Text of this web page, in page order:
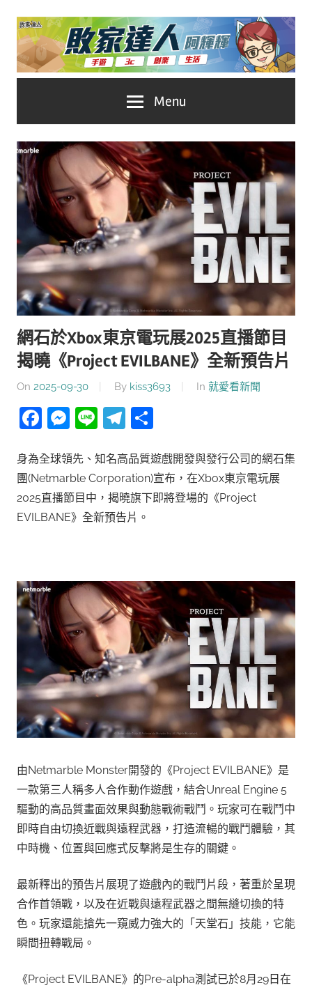
Skip
content
家
達
人
推
薦
No.1
遊
戲
科
技
體。
Menu
網石於Xbox東京電玩展2025直播節目
揭曉《Project EVILBANE》全新預告片
On 2025-09-30 By kiss3693 In 就愛看新聞
Facebook
Messenger
LineTelegram
身為全球領先、知名高品質遊戲開發與發行公司的網石集
團(Netmarble Corporation)宣布，在Xbox東京電玩展
2025直播節目中，揭曉旗下即將登場的《Project
EVILBANE》全新預告片。
由Netmarble Monster開發的《Project EVILBANE》是
一款第三人稱多人合作動作遊戲，結合Unreal Engine 5
驅動的高品質畫面效果與動態戰術戰鬥。玩家可在戰鬥中
即時自由切換近戰與遠程武器，打造流暢的戰鬥體驗，其
中時機、位置與回應式反擊將是生存的關鍵。
最新釋出的預告片展現了遊戲內的戰鬥片段，著重於呈現
合作首領戰，以及在近戰與遠程武器之間無縫切換的特
色。玩家還能搶先一窺威力強大的「天堂石」技能，它能
瞬間扭轉戰局。
《Project EVILBANE》的Pre-alpha測試已於8月29日在